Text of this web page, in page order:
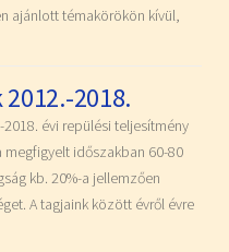
ajánlott témakörökön kívül,
2018.
évi repülési teljesítmény
időszakban 60-80
kb. 20%-a jellemzően
A tagjaink között évről évre